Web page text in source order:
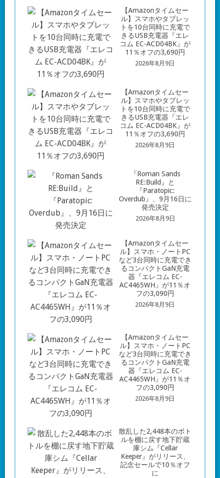
【Amazonタイムセー
ル】スマホやタブレッ
トを10台同時に充電で
きるUSB充電器『エレ
コム EC-ACD04BK』が
11％オフの3,690円
2026年8月9日
【Amazonタイムセー
ル】スマホやタブレッ
トを10台同時に充電で
きるUSB充電器『エレ
コム EC-ACD04BK』が
11％オフの3,690円
2026年8月9日
『Roman Sands
RE:Build』と
『Paratopic:
Overdub』、9月16日に
発売決定
2026年8月9日
【Amazonタイムセー
ル】スマホ・ノートPC
など3台同時に充電でき
るコンパクトGaN充電
器『エレコム EC-
AC4465WH』が11％オ
フの3,090円
2026年8月9日
【Amazonタイムセー
ル】スマホ・ノートPC
など3台同時に充電でき
るコンパクトGaN充電
器『エレコム EC-
AC4465WH』が11％オ
フの3,090円
2026年8月9日
散乱した2,448本のボト
ルを棚に戻す地下貯蔵
庫シム『Cellar
Keeper』がリリース、
記念セールで10％オフ
に